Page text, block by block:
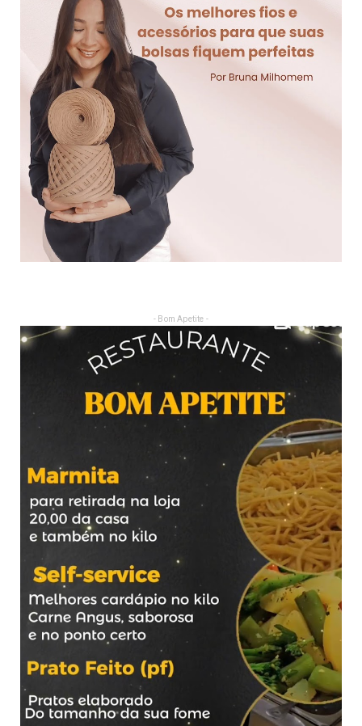
- Bom Apetite -